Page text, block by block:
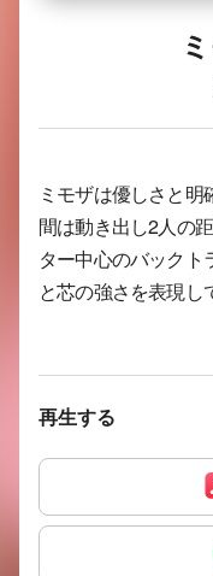
ミモザは優しさと
間は動き出し2人の
ター中心のバックト
と芯の強さを表現し
再生する